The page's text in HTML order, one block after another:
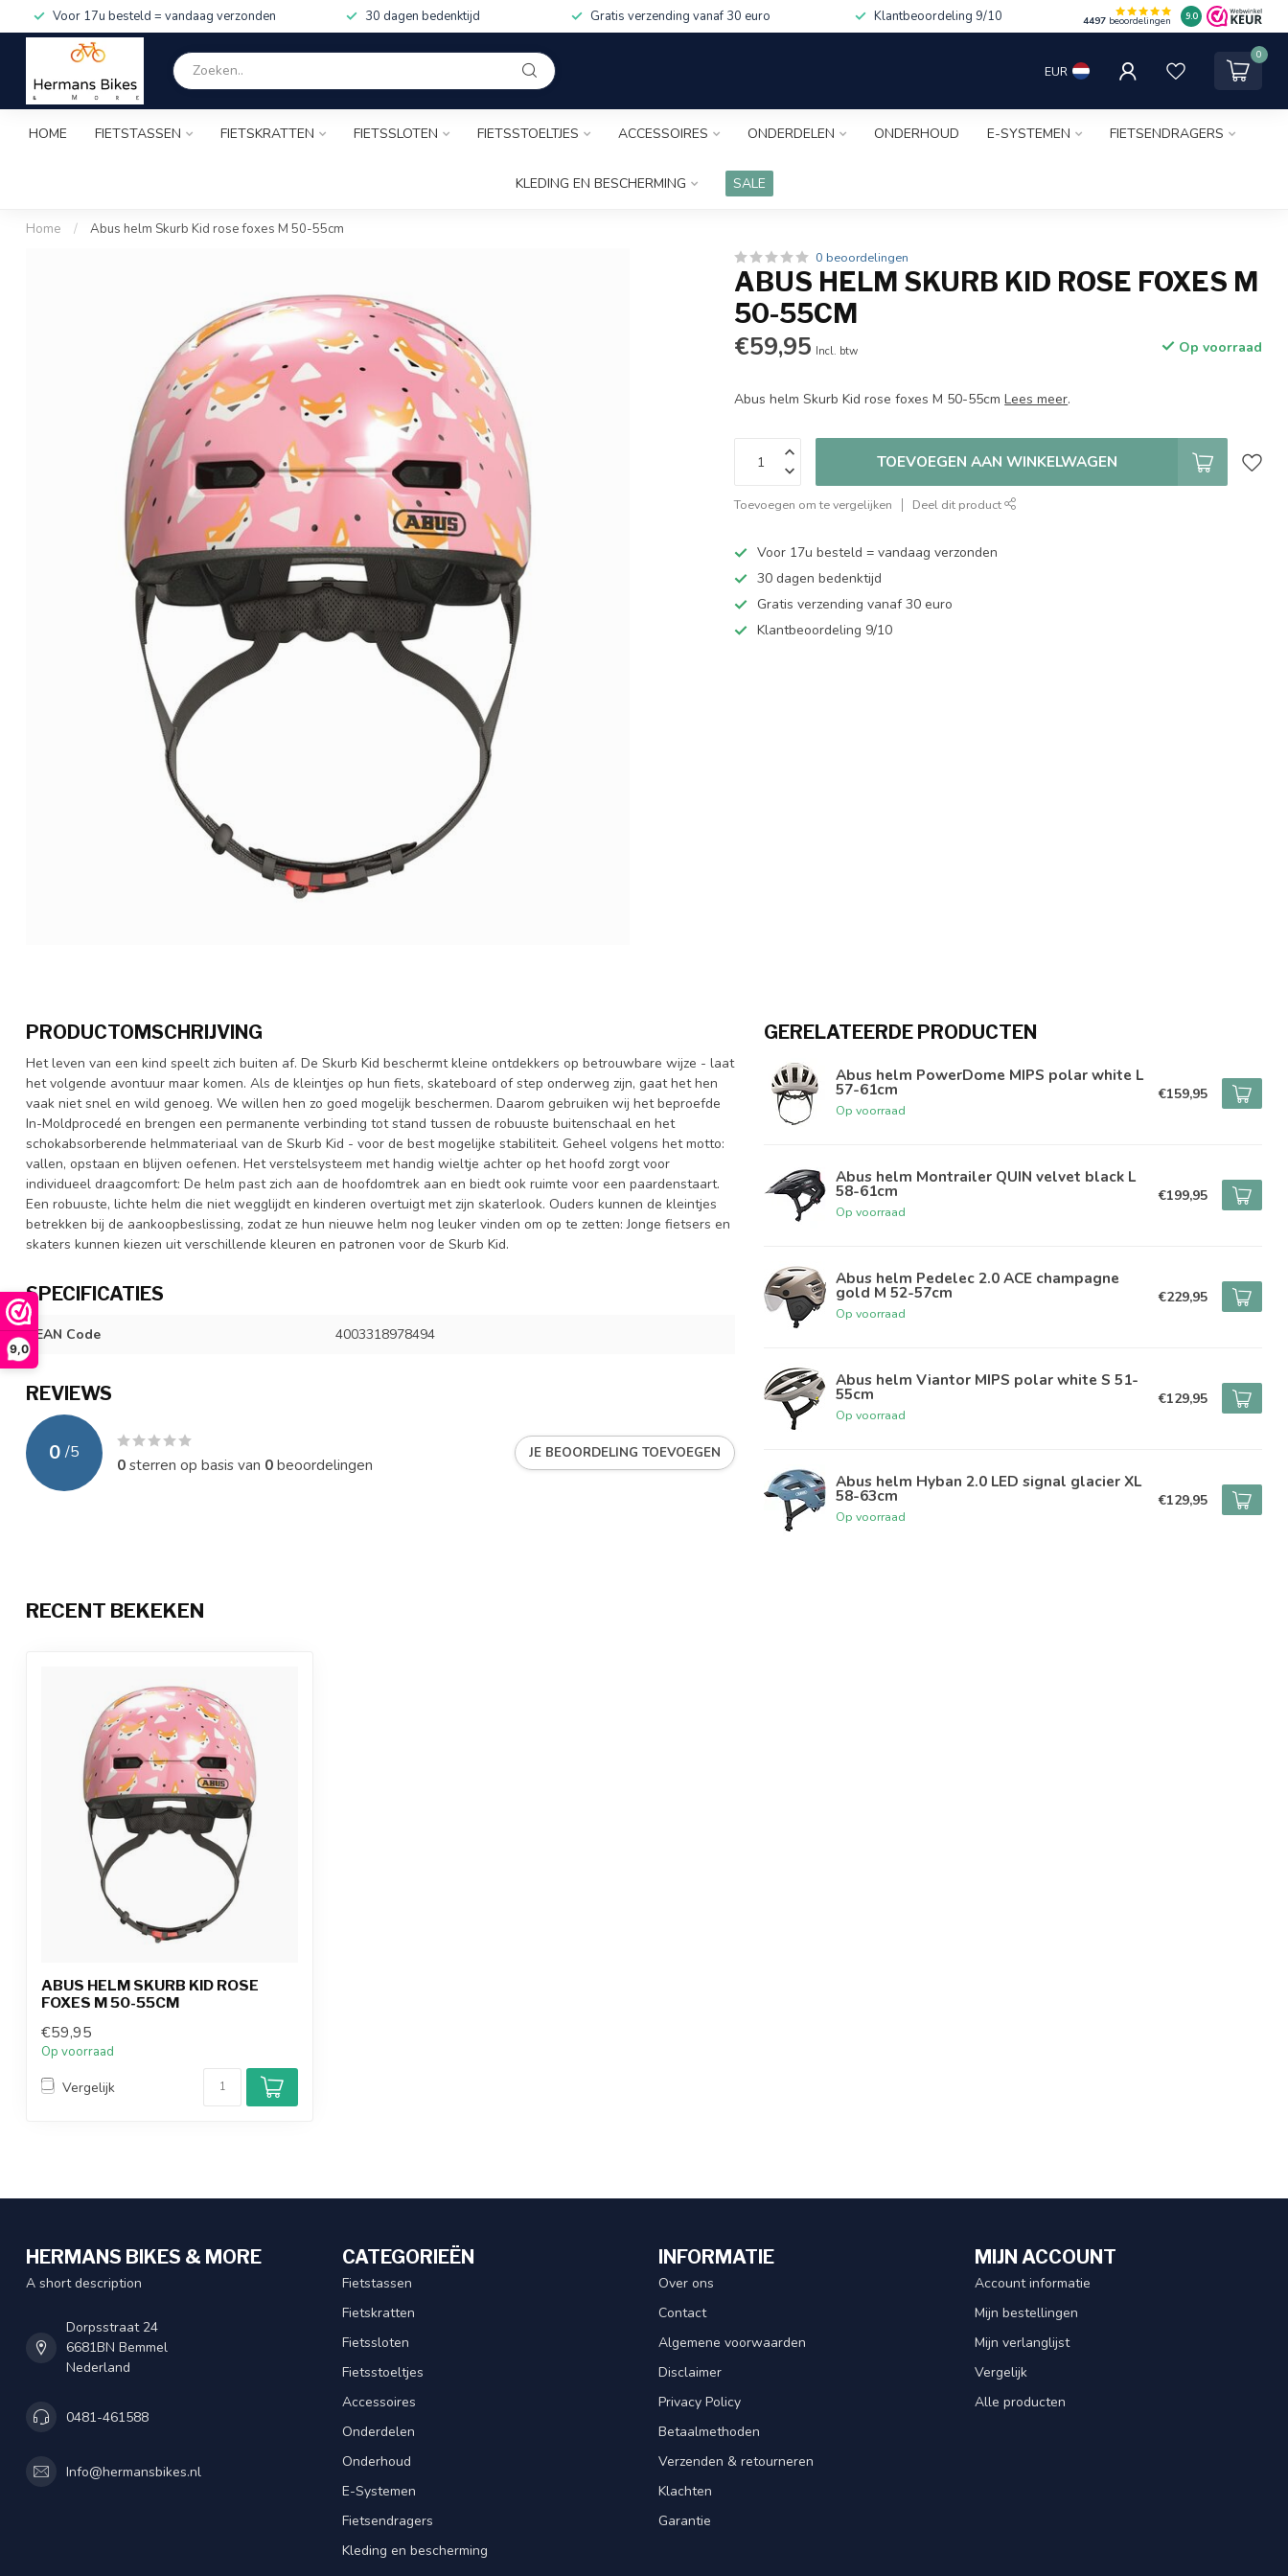
9,0
Voor 17u besteld = vandaag verzonden 30 dagen bedenktijd Gratis verzending vanaf 30 euro Klantbeoordeling 9/10 4497beoordelingen 9.0
EUR
0
HOME FIETSTASSEN FIETSKRATTEN FIETSSLOTEN FIETSSTOELTJES ACCESSOIRES ONDERDELEN ONDERHOUD E-SYSTEMEN FIETSENDRAGERS
KLEDING EN BESCHERMING SALE
Home / Abus helm Skurb Kid rose foxes M 50-55cm
0 beoordelingen
ABUS HELM SKURB KID ROSE FOXES M
50-55CM
€59,95 Incl. btw Op voorraad
Abus helm Skurb Kid rose foxes M 50-55cmLees meer.
TOEVOEGEN AAN WINKELWAGEN
Toevoegen om te vergelijken Deel dit product
Voor 17u besteld = vandaag verzonden
30 dagen bedenktijd
Gratis verzending vanaf 30 euro
Klantbeoordeling 9/10
PRODUCTOMSCHRIJVING
Het leven van een kind speelt zich buiten af. De Skurb Kid beschermt kleine ontdekkers op betrouwbare wijze - laat
het volgende avontuur maar komen. Als de kleintjes op hun fiets, skateboard of step onderweg zijn, gaat het hen
vaak niet snel en wild genoeg. We willen hen zo goed mogelijk beschermen. Daarom gebruiken wij het beproefde
In-Moldprocedé en brengen een permanente verbinding tot stand tussen de robuuste buitenschaal en het
schokabsorberende helmmateriaal van de Skurb Kid - voor de best mogelijke stabiliteit. Geheel volgens het motto:
vallen, opstaan en blijven oefenen. Het verstelsysteem met handig wieltje achter op het hoofd zorgt voor
individueel draagcomfort: De helm past zich aan de hoofdomtrek aan en biedt ook ruimte voor een paardenstaart.
Een robuuste, lichte helm die niet wegglijdt en kinderen overtuigt met zijn skaterlook. Ouders kunnen de kleintjes
betrekken bij de aankoopbeslissing, zodat ze hun nieuwe helm nog leuker vinden om op te zetten: Jonge fietsers en
skaters kunnen kiezen uit verschillende kleuren en patronen voor de Skurb Kid.
SPECIFICATIES
EAN Code 4003318978494
REVIEWS
0 /5
0sterren op basis van 0beoordelingen
JE BEOORDELING TOEVOEGEN
GERELATEERDE PRODUCTEN
Abus helm PowerDome MIPS polar white L
57-61cm
Op voorraad
€159,95
Abus helm Montrailer QUIN velvet black L
58-61cm
Op voorraad
€199,95
Abus helm Pedelec 2.0 ACE champagne
gold M 52-57cm
Op voorraad
€229,95
Abus helm Viantor MIPS polar white S 51-
55cm
Op voorraad
€129,95
Abus helm Hyban 2.0 LED signal glacier XL
58-63cm
Op voorraad
€129,95
RECENT BEKEKEN
ABUS HELM SKURB KID ROSE
FOXES M 50-55CM
€59,95
Op voorraad
Vergelijk
HERMANS BIKES & MORE
A short description
Dorpsstraat 24
6681BN Bemmel
Nederland
0481-461588
Info@hermansbikes.nl
CATEGORIEËN
Fietstassen
Fietskratten
Fietssloten
Fietsstoeltjes
Accessoires
Onderdelen
Onderhoud
E-Systemen
Fietsendragers
Kleding en bescherming
INFORMATIE
Over ons
Contact
Algemene voorwaarden
Disclaimer
Privacy Policy
Betaalmethoden
Verzenden & retourneren
Klachten
Garantie
MIJN ACCOUNT
Account informatie
Mijn bestellingen
Mijn verlanglijst
Vergelijk
Alle producten